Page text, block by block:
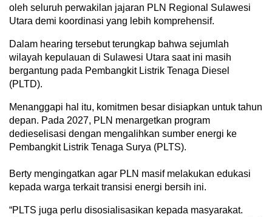
oleh seluruh perwakilan jajaran PLN Regional Sulawesi
Utara demi koordinasi yang lebih komprehensif.
​Dalam hearing tersebut terungkap bahwa sejumlah
wilayah kepulauan di Sulawesi Utara saat ini masih
bergantung pada Pembangkit Listrik Tenaga Diesel
(PLTD).
Menanggapi hal itu, komitmen besar disiapkan untuk tahun
depan. Pada 2027, PLN menargetkan program
dedieselisasi dengan mengalihkan sumber energi ke
Pembangkit Listrik Tenaga Surya (PLTS).
Berty mengingatkan agar PLN masif melakukan edukasi
kepada warga terkait transisi energi bersih ini.
“PLTS juga perlu disosialisasikan kepada masyarakat.